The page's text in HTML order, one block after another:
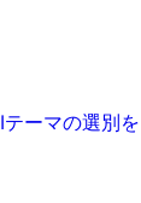
ーマの選別を